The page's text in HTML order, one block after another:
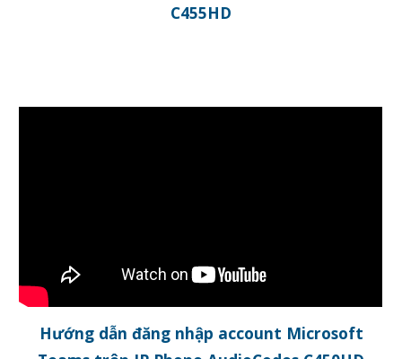
C455HD
Hướng dẫn đăng nhập account Microsoft